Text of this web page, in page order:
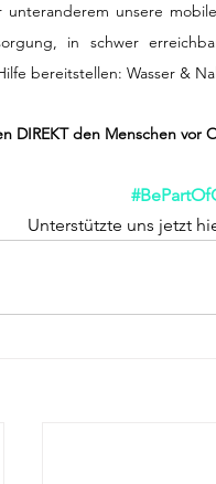
unsere
in schwer
bereitstellen: Wasser &
DIREKT den Menschen
Unterstützte uns jetzt